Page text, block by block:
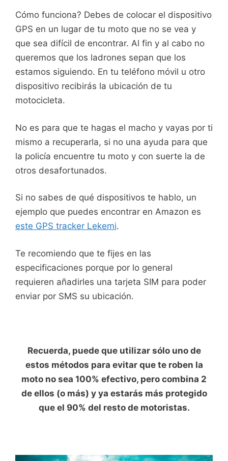
Cómo funciona? Debes de colocar el dispositivo
GPS en un lugar de tu moto que no se vea y
que sea difícil de encontrar. Al fin y al cabo no
queremos que los ladrones sepan que los
estamos siguiendo. En tu teléfono móvil u otro
dispositivo recibirás la ubicación de tu
motocicleta.
No es para que te hagas el macho y vayas por ti
mismo a recuperarla, si no una ayuda para que
la policía encuentre tu moto y con suerte la de
otros desafortunados.
Si no sabes de qué dispositivos te hablo, un
ejemplo que puedes encontrar en Amazon es
este GPS tracker Lekemi.
Te recomiendo que te fijes en las
especificaciones porque por lo general
requieren añadirles una tarjeta SIM para poder
enviar por SMS su ubicación.
Recuerda, puede que utilizar sólo uno de
estos métodos para evitar que te roben la
moto no sea 100% efectivo, pero combina 2
de ellos (o más) y ya estarás más protegido
que el 90% del resto de motoristas.